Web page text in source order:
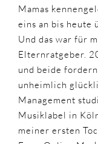
Mamas
eins an bis heute
Und das war für
Elternratgeber.
und beide
unheimlich
Management
Musiklabel in
meiner ersten